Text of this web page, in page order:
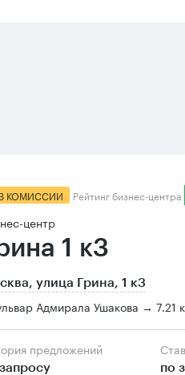
КОМИССИИ Рейтинг бизнес-центра
центр
1 к3
улица Грина, 1 к3
Адмирала Ушакова → 7.21
предложений
по